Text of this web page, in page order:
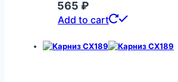
565 ₽
Add to cart